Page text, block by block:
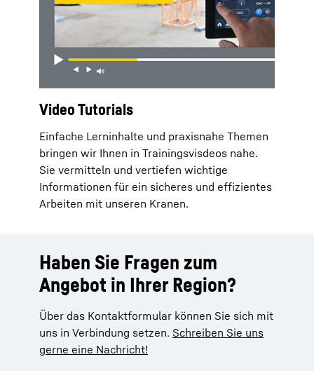
Video Tutorials
Einfache Lerninhalte und praxisnahe Themen
bringen wir Ihnen in Trainingsvisdeos nahe.
Sie vermitteln und vertiefen wichtige
Informationen für ein sicheres und effizientes
Arbeiten mit unseren Kranen.
Haben Sie Fragen zum
Angebot in Ihrer Region?
Über das Kontaktformular können Sie sich mit
uns in Verbindung setzen. Schreiben Sie uns
gerne eine Nachricht!